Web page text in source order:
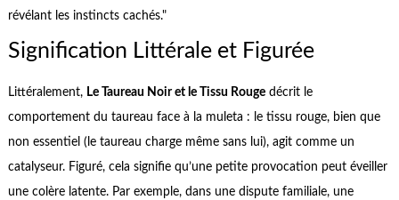
révélant les instincts cachés."
Signification Littérale et Figurée
Littéralement, Le Taureau Noir et le Tissu Rougedécrit le
comportement du taureau face à la muleta : le tissu rouge, bien que
non essentiel (le taureau charge même sans lui), agit comme un
catalyseur. Figuré, cela signifie qu’une petite provocation peut éveiller
une colère latente. Par exemple, dans une dispute familiale, une